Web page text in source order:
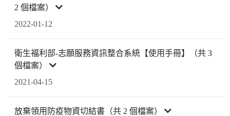
2 個檔案）
2022-01-12
衛生福利部-志願服務資訊整合系統【使用手冊】（共 3
個檔案）
2021-04-15
放棄領用防疫物資切結書（共 2 個檔案）